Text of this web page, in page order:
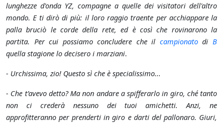
lunghezze d'onda YZ, compagne a quelle dei visitatori dell'altro
mondo. E ti dirò di più: il loro raggio traente per acchiappare la
palla bruciò le corde della rete, ed è così che rovinarono la
partita. Per cui possiamo concludere che il campionatodiB
quella stagione lo decisero i marziani.
- Urchissima, zio! Questo sì che è specialissimo...
- Che t’avevo detto? Ma non andare a spifferarlo in giro, ché tanto
non ci crederà nessuno dei tuoi amichetti. Anzi, ne
approfitteranno per prenderti in giro e darti del pallonaro. Giuri,